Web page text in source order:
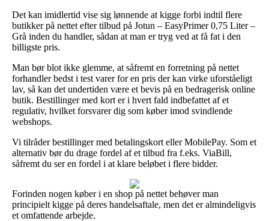
Det kan imidlertid vise sig lønnende at kigge forbi indtil flere
butikker på nettet efter tilbud på Jotun – EasyPrimer 0,75 Liter –
Grå inden du handler, sådan at man er tryg ved at få fat i den
billigste pris.
Man bør blot ikke glemme, at såfremt en forretning på nettet
forhandler bedst i test varer for en pris der kan virke uforståeligt
lav, så kan det undertiden være et bevis på en bedragerisk online
butik. Bestillinger med kort er i hvert fald indbefattet af et
regulativ, hvilket forsvarer dig som køber imod svindlende
webshops.
Vi tilråder bestillinger med betalingskort eller MobilePay. Som et
alternativ bør du drage fordel af et tilbud fra f.eks. ViaBill,
såfremt du ser en fordel i at klare beløbet i flere bidder.
Forinden nogen køber i en shop på nettet behøver man
principielt kigge på deres handelsaftale, men det er almindeligvis
et omfattende arbejde.